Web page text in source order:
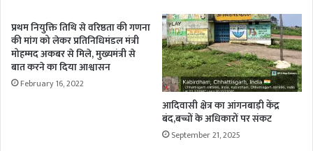
प्रथम नियुक्ति तिथि से वरिष्ठता की गणना
की मांग को लेकर प्रतिनिधिमंडल मंत्री
मोहम्मद अकबर से मिले, मुख्यमंत्री से
बात करने का दिया आश्वासन
February 16, 2022
आदिवासी क्षेत्र का आंगनबाड़ी केंद्र
बंद,बच्चों के अधिकारों पर संकट
September 21, 2025